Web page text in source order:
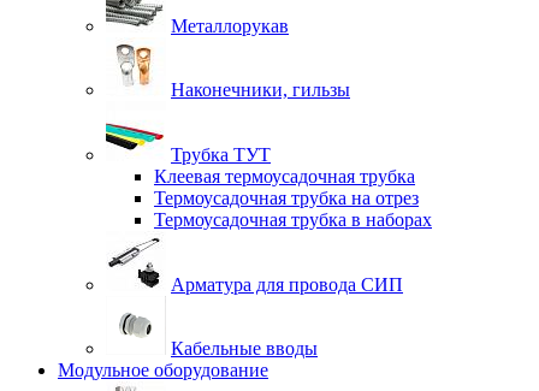
Металлорукав
Наконечники, гильзы
Трубка ТУТ
Клеевая термоусадочная трубка
Термоусадочная трубка на отрез
Термоусадочная трубка в наборах
Арматура для провода СИП
Кабельные вводы
Модульное оборудование